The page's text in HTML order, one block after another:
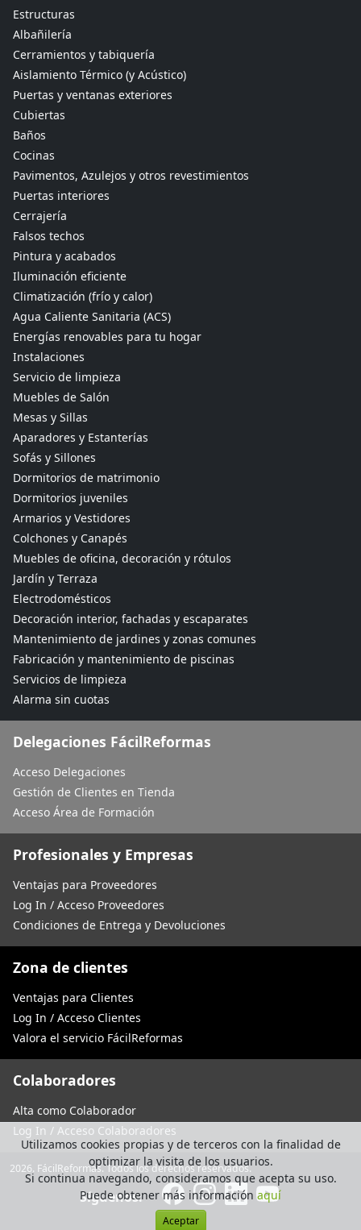
Utilizamos cookies propias y de terceros con la finalidad de
optimizar la visita de los usuarios.
Si continua navegando, consideramos que acepta su uso.
Puede obtener más informaciónaquí
Aceptar
Estructuras
Albañilería
Cerramientos y tabiquería
Aislamiento Térmico (y Acústico)
Puertas y ventanas exteriores
Cubiertas
Baños
Cocinas
Pavimentos, Azulejos y otros revestimientos
Puertas interiores
Cerrajería
Falsos techos
Pintura y acabados
Iluminación eficiente
Climatización (frío y calor)
Agua Caliente Sanitaria (ACS)
Energías renovables para tu hogar
Instalaciones
Servicio de limpieza
Muebles de Salón
Mesas y Sillas
Aparadores y Estanterías
Sofás y Sillones
Dormitorios de matrimonio
Dormitorios juveniles
Armarios y Vestidores
Colchones y Canapés
Muebles de oficina, decoración y rótulos
Jardín y Terraza
Electrodomésticos
Decoración interior, fachadas y escaparates
Mantenimiento de jardines y zonas comunes
Fabricación y mantenimiento de piscinas
Servicios de limpieza
Alarma sin cuotas
Delegaciones FácilReformas
Acceso Delegaciones
Gestión de Clientes en Tienda
Acceso Área de Formación
Profesionales y Empresas
Ventajas para Proveedores
Log In / Acceso Proveedores
Condiciones de Entrega y Devoluciones
Zona de clientes
Ventajas para Clientes
Log In / Acceso Clientes
Valora el servicio FácilReformas
Colaboradores
Alta como Colaborador
Log In / Acceso Colaboradores
2026. FácilReformas. Todos los derechos reservados.
Síguenos: